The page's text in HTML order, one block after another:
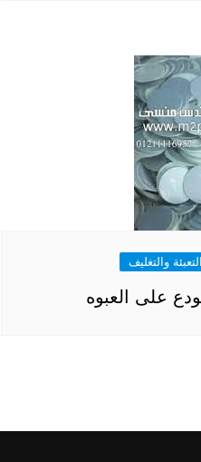
والتغليف
على العبوه